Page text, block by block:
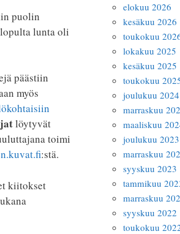
puolin
lunta oli
päästiin
myös
löytyvät
toimi
:stä.
kiitokset
elokuu 2026
kesäkuu 2026
toukokuu
lokakuu 2025
kesäkuu 2025
toukokuu
joulukuu 2024
marraskuu
maaliskuu
joulukuu 2023
marraskuu
syyskuu 2023
tammikuu
marraskuu
syyskuu 2022
toukokuu